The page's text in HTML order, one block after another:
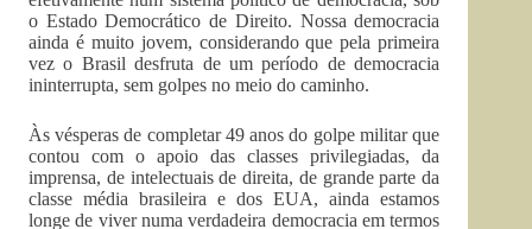
o Estado Democrático de Direito. Nossa democracia
ainda é muito jovem, considerando que pela primeira
vez o Brasil desfruta de um período de democracia
ininterrupta, sem golpes no meio do caminho.
Às vésperas de completar 49 anos do golpe militar que
contou com o apoio das classes privilegiadas, da
imprensa, de intelectuais de direita, de grande parte da
classe média brasileira e dos EUA, ainda estamos
longe de viver numa verdadeira democracia em termos